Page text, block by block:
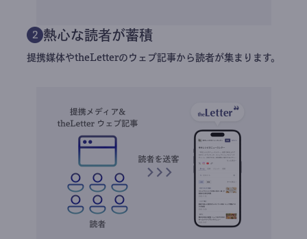
2 熱心な読者が蓄積
提携媒体やtheLetterのウェブ記事から読者が集まります。